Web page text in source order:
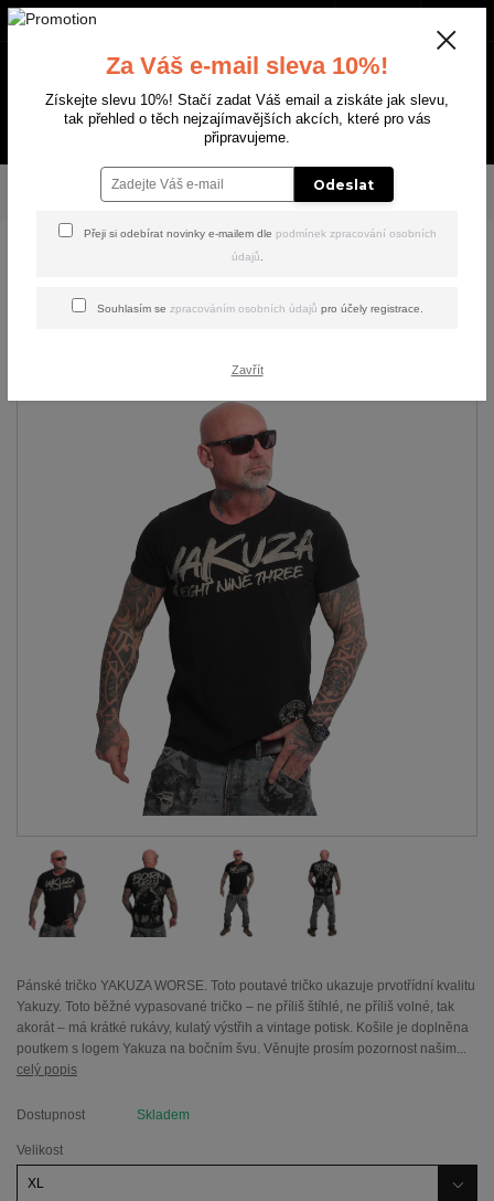
Menu
+420 702 136 620
TRIKA & TÍLKA
Yakuza pánské tričko Worse Regular T-Shirt
Regular T-Shirt black XL
Pánské tričko YAKUZA WORSE. Toto poutavé tričko ukazuje prvotřídní kvalitu
Yakuzy. Toto běžné vypasované tričko – ne příliš štíhlé, ne příliš volné, tak
akorát – má krátké rukávy, kulatý výstřih a vintage potisk. Košile je doplněna
poutkem s logem Yakuza na bočním švu. Věnujte prosím pozornost našim...
celý popis
Dostupnost Skladem
Velikost
Za Váš e-mail sleva 10%!
Získejte slevu 10%! Stačí zadat Váš email a ziskáte jak slevu,
tak přehled o těch nejzajímavějších akcích, které pro vás
připravujeme.
Odeslat
Přeji si odebírat novinky e-mailem dle podmínek zpracování osobních
údajů
Souhlasím se zpracováním osobních údajů pro účely registrace.
Zavřít